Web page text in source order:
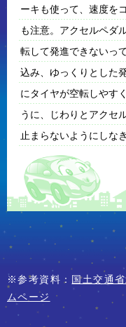
ーキも使って、速度を
も注意。アクセルペダ
転して発進できないっ
込み、ゆっくりとした
にタイヤが空転しやす
うに、じわりとアクセ
止まらないようにしなき
※参考資料： 国土交通
ムページ